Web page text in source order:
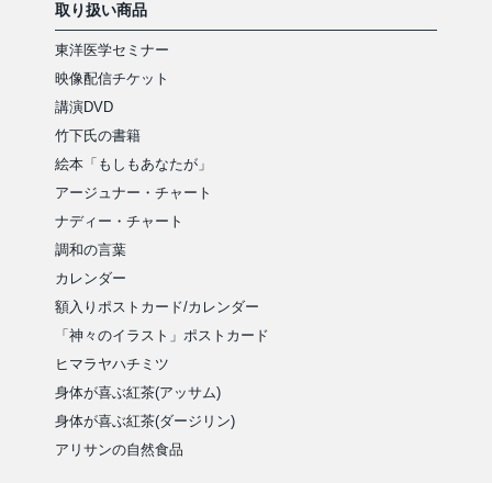
取り扱い商品
東洋医学セミナー
映像配信チケット
講演DVD
竹下氏の書籍
絵本「もしもあなたが」
アージュナー・チャート
ナディー・チャート
調和の言葉
カレンダー
額入りポストカード/カレンダー
「神々のイラスト」ポストカード
ヒマラヤハチミツ
身体が喜ぶ紅茶(アッサム)
身体が喜ぶ紅茶(ダージリン)
アリサンの自然食品